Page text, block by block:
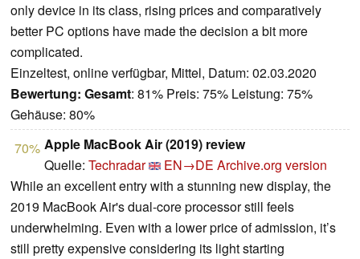
only device in its class, rising prices and comparatively
better PC options have made the decision a bit more
complicated.
Einzeltest, online verfügbar, Mittel, Datum: 02.03.2020
Bewertung: Gesamt: 81% Preis: 75% Leistung: 75%
Gehäuse: 80%
70% Apple MacBook Air (2019) review
Quelle: Techradar EN→DE Archive.org version
While an excellent entry with a stunning new display, the
2019 MacBook Air's dual-core processor still feels
underwhelming. Even with a lower price of admission, it’s
still pretty expensive considering its light starting